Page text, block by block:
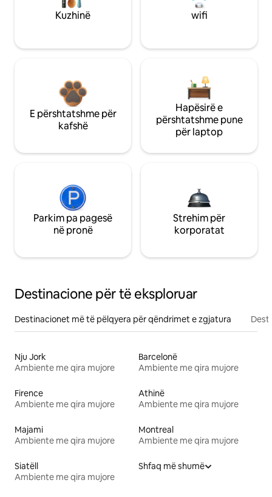
Kuzhinë wifi
E përshtatshme për
kafshë
Hapësirë e
përshtatshme pune
për laptop
Parkim pa pagesë
në pronë
Strehim për
korporatat
Destinacione për të eksploruar
Destinacionet më të pëlqyera për qëndrimet e zgjatura
Nju Jork
Ambiente me qira mujore
Barcelonë
Ambiente me qira mujore
Firence
Ambiente me qira mujore
Athinë
Ambiente me qira mujore
Majami
Ambiente me qira mujore
Montreal
Ambiente me qira mujore
Siatëll
Ambiente me qira mujore
Shfaq më shumë